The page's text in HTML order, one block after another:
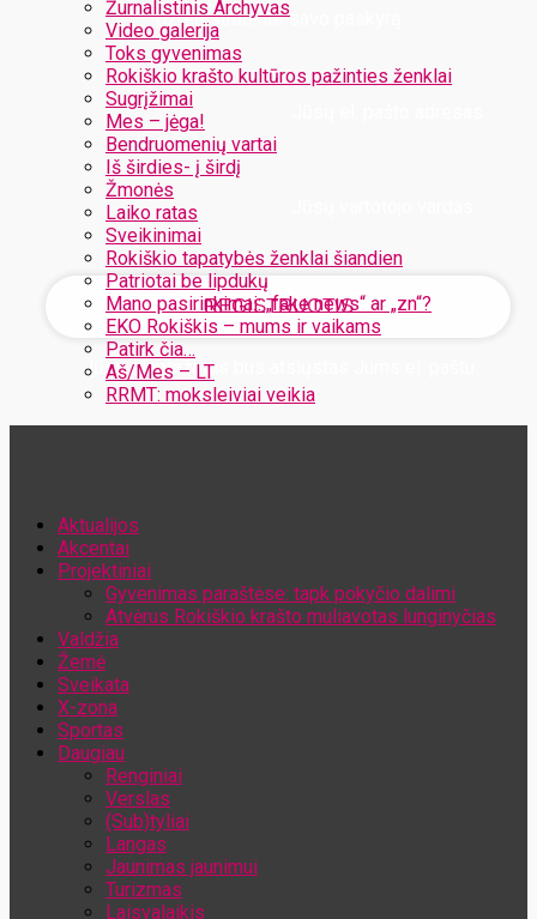
Žurnalistinis Archyvas
Video galerija
Toks gyvenimas
Rokiškio krašto kultūros pažinties ženklai
Sugrįžimai
Mes – jėga!
Bendruomenių vartai
Iš širdies- į širdį
Žmonės
Laiko ratas
Sveikinimai
Rokiškio tapatybės ženklai šiandien
Patriotai be lipdukų
Mano pasirinkimai: „fake news“ ar „zn“?
EKO Rokiškis – mums ir vaikams
Patirk čia…
Aš/Mes – LT
RRMT: moksleiviai veikia
Užregistruokite savo paskyrą
Jūsų slaptažodis bus atsiųstas Jums el. paštu
Aktualijos
Akcentai
Projektiniai
Gyvenimas paraštėse: tapk pokyčio dalimi
Atvėrus Rokiškio krašto muliavotas lunginyčias
Valdžia
Žemė
Sveikata
X-zona
Sportas
Daugiau
Renginiai
Verslas
(Sub)tyliai
Langas
Jaunimas jaunimui
Turizmas
Laisvalaikis